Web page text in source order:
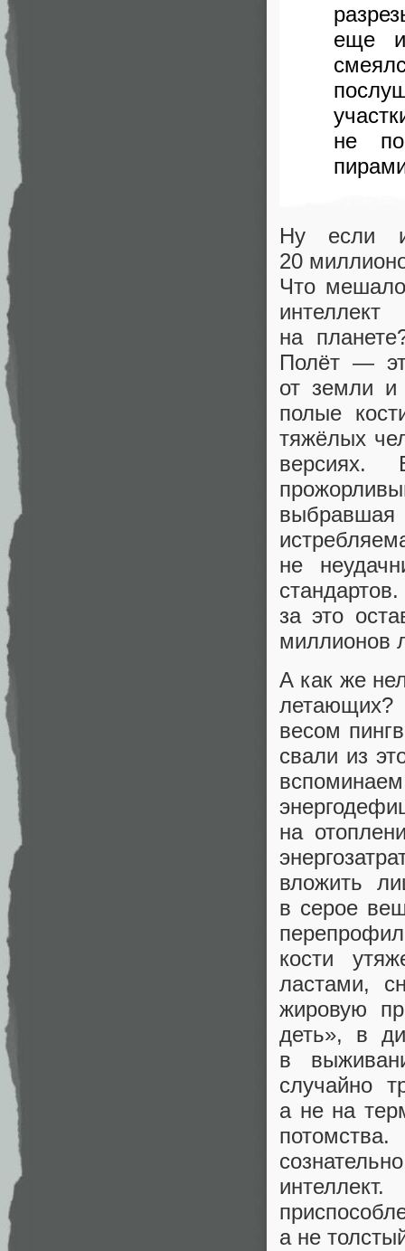
еще
не
Ну если
20
Что
на
Полёт —
от земли и
полые
тяжёлых
версиях.
выбравшая
не
за это
миллионов
А как же
летающих?
весом
свали из
на
вложить
в серое
кости
ластами,
жировую
деть», в
в
случайно
а не на
а не